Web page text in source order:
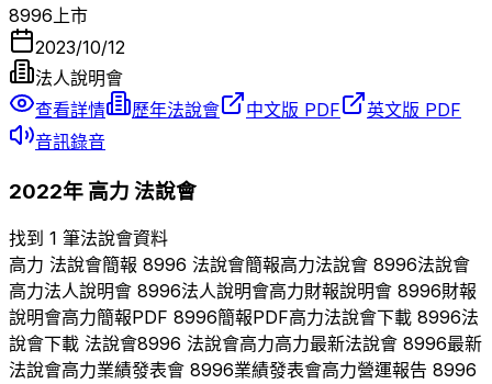
8996上市
2023/10/12
法人說明會
查看詳情
歷年法說會 中文版 PDF
英文版 PDF
音訊錄音
2022年 高力 法說會
找到 1 筆法說會資料
高力 法說會簡報 8996 法說會簡報高力法說會 8996法說會
高力法人說明會 8996法人說明會高力財報說明會 8996財報
說明會高力簡報PDF 8996簡報PDF高力法說會下載 8996法
說會下載 法說會8996 法說會高力高力最新法說會 8996最新
法說會高力業績發表會 8996業績發表會高力營運報告 8996